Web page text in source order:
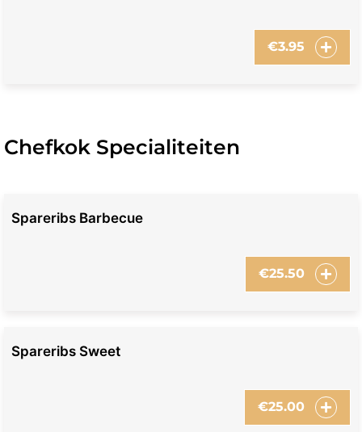
€3.95
Chefkok Specialiteiten
Spareribs Barbecue
€25.50
Spareribs Sweet
€25.00